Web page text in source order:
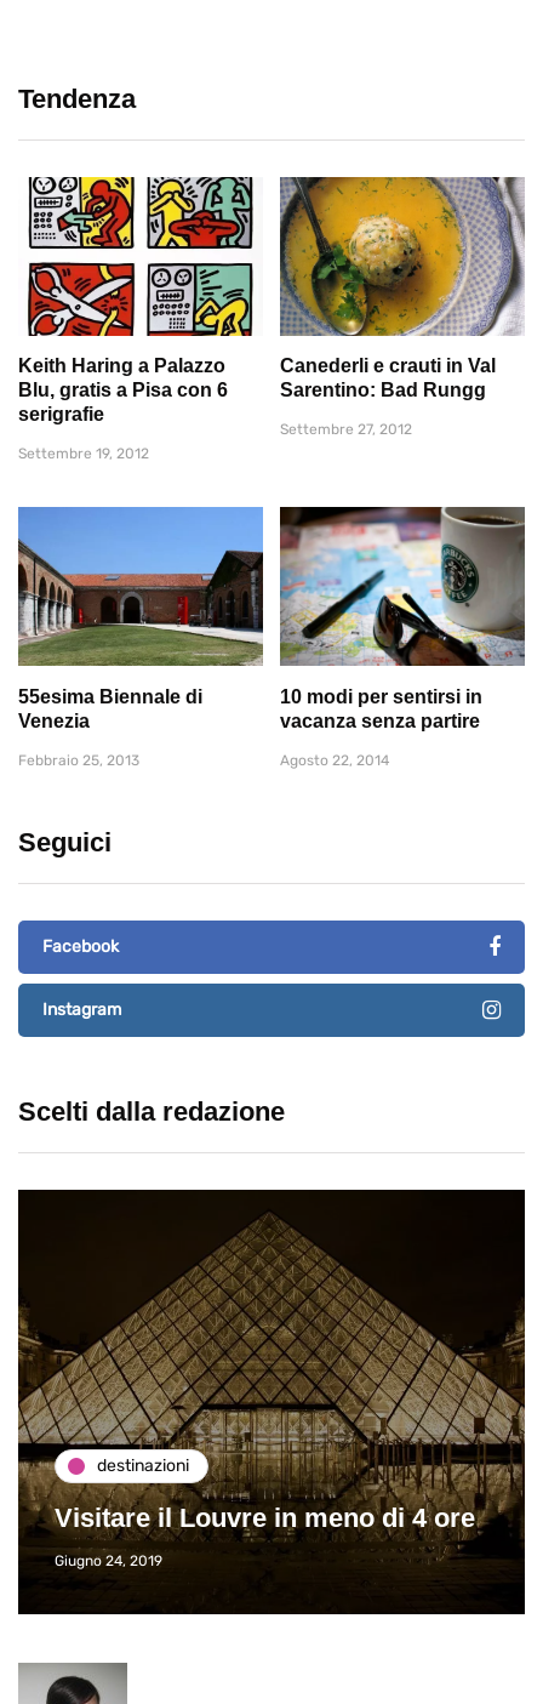
Tendenza
Keith Haring a Palazzo
Blu, gratis a Pisa con 6
serigrafie
Settembre 19, 2012
Canederli e crauti in Val
Sarentino: Bad Rungg
Settembre 27, 2012
55esima Biennale di
Venezia
Febbraio 25, 2013
10 modi per sentirsi in
vacanza senza partire
Agosto 22, 2014
Seguici
Facebook
Instagram
Scelti dalla redazione
destinazioni
Visitare il Louvre in meno di 4 ore
Giugno 24, 2019